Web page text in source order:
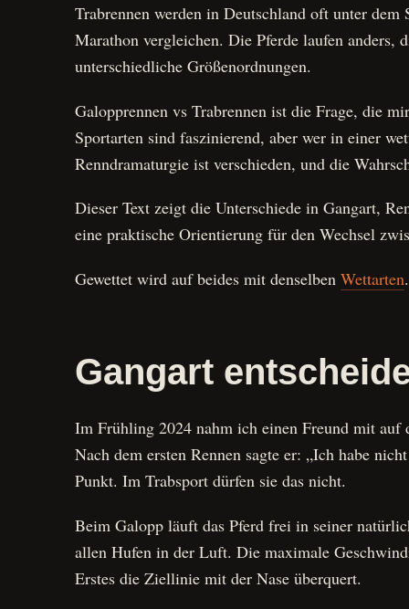
Trabrennen werden in Deutschland oft unter
Marathon vergleichen. Die Pferde laufen anders,
unterschiedliche Größenordnungen.
Galopprennen vs Trabrennen ist die Frage, die
Sportarten sind faszinierend, aber wer in einer
Renndramaturgie ist verschieden, und die
Dieser Text zeigt die Unterschiede in Gangart,
eine praktische Orientierung für den Wechsel
Gewettet wird auf beides mit denselben Wettarten.
Gangart
Im Frühling 2024 nahm ich einen Freund mit auf
Nach dem ersten Rennen sagte er: „Ich habe
Punkt. Im Trabsport dürfen sie das nicht.
Beim Galopp läuft das Pferd frei in seiner
allen Hufen in der Luft. Die maximale
Erstes die Ziellinie mit der Nase überquert.